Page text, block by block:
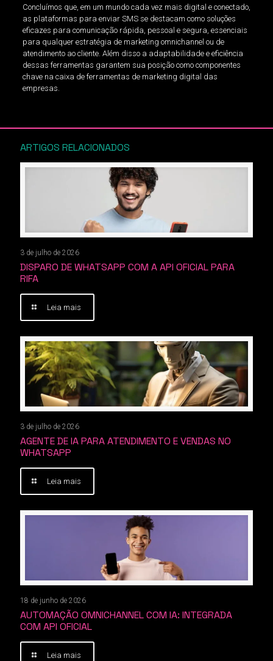
Concluímos que, em um mundo cada vez mais digital e conectado,
as plataformas para enviar SMS se destacam como soluções
eficazes para comunicação rápida, pessoal e segura, essenciais
para qualquer estratégia de marketing omnichannel ou de
atendimento ao cliente. Além disso a adaptabilidade e eficiência
dessas ferramentas garantem sua posição como componentes
chave na caixa de ferramentas de marketing digital das
empresas.
ARTIGOS RELACIONADOS
3 de julho de 2026
DISPARO DE WHATSAPP COM A API OFICIAL PARA
RIFA
Leia mais
3 de julho de 2026
AGENTE DE IA PARA ATENDIMENTO E VENDAS NO
WHATSAPP
Leia mais
18 de junho de 2026
AUTOMAÇÃO OMNICHANNEL COM IA: INTEGRADA
COM API OFICIAL
Leia mais